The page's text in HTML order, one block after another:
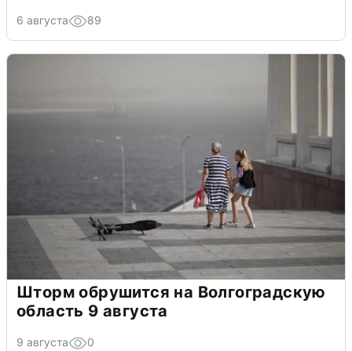
6 августа 89
Шторм обрушится на Волгоградскую
область 9 августа
9 августа 0